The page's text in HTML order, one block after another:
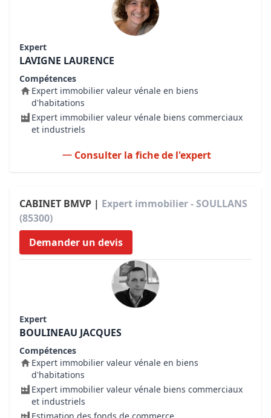
Expert
LAVIGNE LAURENCE
Compétences
Expert immobilier valeur vénale en biens
d'habitations
Expert immobilier valeur vénale biens commerciaux
et industriels
Consulter la fiche de l'expert
CABINET BMVP | Expert immobilier - SOULLANS
(85300)
Demander un devis
Expert
BOULINEAU JACQUES
Compétences
Expert immobilier valeur vénale en biens
d'habitations
Expert immobilier valeur vénale biens commerciaux
et industriels